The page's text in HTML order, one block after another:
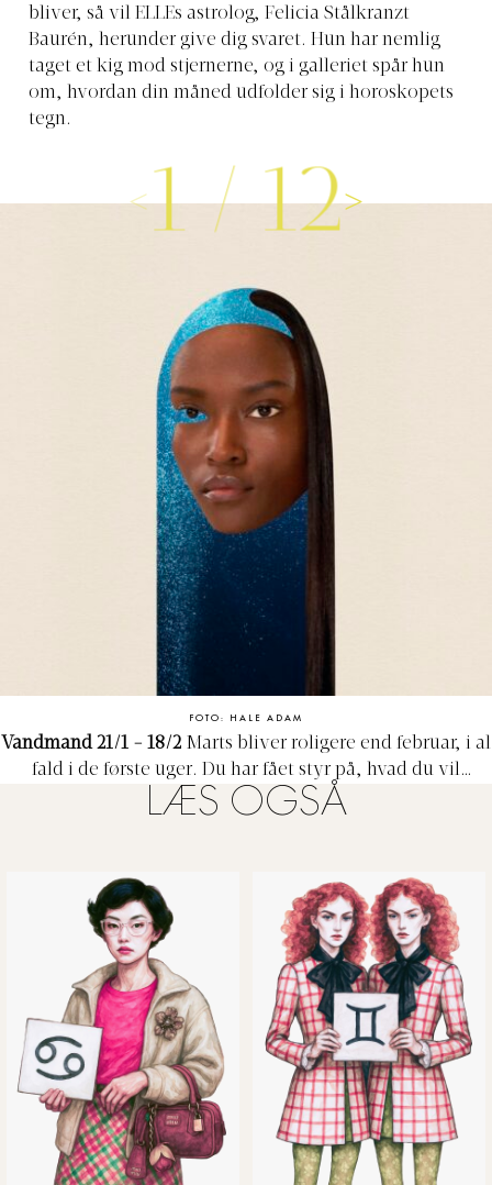
bliver, så vil ELLEs astrolog, Felicia Stålkranzt
Baurén, herunder give dig svaret. Hun har nemlig
taget et kig mod stjernerne, og i galleriet spår hun
om, hvordan din måned udfolder sig i horoskopets
tegn.
1/12
FOTO: HALE ADAM
Vandmand 21/1 - 18/2 Marts bliver roligere end februar, i al
fald i de første uger. Du har fået styr på, hvad du vil
prioritere i dit liv, og du gør plads til det. Du rejser meget,
mere udendørs denne tid.
LÆS OGSÅ